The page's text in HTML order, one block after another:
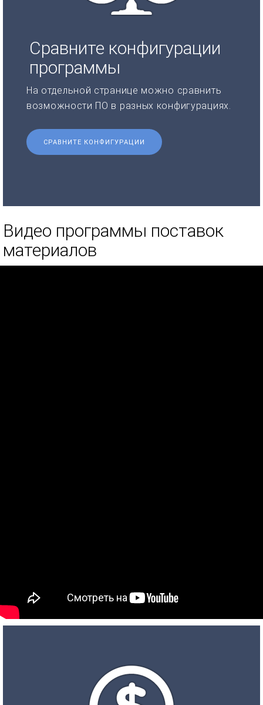
Сравните конфигурации
программы
На отдельной странице можно сравнить
возможности ПО в разных конфигурациях.
СРАВНИТЕ КОНФИГУРАЦИИ
Видео программы поставок
материалов